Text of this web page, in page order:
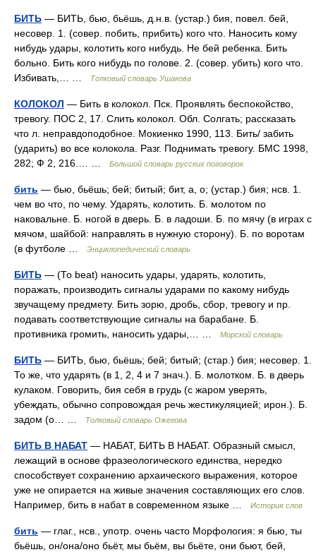
БИТЬ — БИТЬ, бью, бьёшь, д.н.в. (устар.) бия, повел. бей,
несовер. 1. (совер. побить, прибить) кого что. Наносить кому
нибудь удары, колотить кого нибудь. Не бей ребенка. Бить
больно. Бить кого нибудь по голове. 2. (совер. убить) кого что.
Избивать,… …
Толковый словарь Ушакова
КОЛОКОЛ — Бить в колокол. Пск. Проявлять беспокойство,
тревогу. ПОС 2, 17. Слить колокол. Обл. Солгать; рассказать
что л. неправдоподобное. Мокиенко 1990, 113. Бить/ забить
(ударить) во все колокола. Разг. Поднимать тревогу. БМС 1998,
282; Ф 2, 216.… …
Большой словарь русских поговорок
бить — бью, бьёшь; бей; битый; бит, а, о; (устар.) бия; нсв. 1.
чем во что, по чему. Ударять, колотить. Б. молотом по
наковальне. Б. ногой в дверь. Б. в ладоши. Б. по мячу (в играх с
мячом, шайбой: направлять в нужную сторону). Б. по воротам
(в футболе …
Энциклопедический словарь
БИТЬ — (То beat) наносить удары, ударять, колотить,
поражать, производить сигналы ударами по какому нибудь
звучащему предмету. Бить зорю, дробь, сбор, тревогу и пр.
подавать соответствующие сигналы на барабане. Б.
противника громить, наносить удары,… …
Морской словарь
БИТЬ — БИТЬ, бью, бьёшь; бей; битый; (стар.) бия; несовер. 1.
То же, что ударять (в 1, 2, 4 и 7 знач.). Б. молотком. Б. в дверь
кулаком. Говорить, бия себя в грудь (с жаром уверять,
убеждать, обычно сопровождая речь жестикуляцией; ирон.). Б.
задом (о… …
Толковый словарь Ожегова
БИТЬ В НАБАТ — НАБАТ, БИТЬ В НАБАТ. Образный смысл,
лежащий в основе фразеологического единства, нередко
способствует сохранению архаического выражения, которое
уже не опирается на живые значения составляющих его слов.
Например, бить в набат в современном языке …
История слов
бить — глаг., нсв., употр. очень часто Морфология: я бью, ты
бьёшь, он/она/оно бьёт, мы бьём, вы бьёте, они бьют, бей,